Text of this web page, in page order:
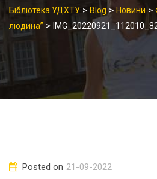
Бібліотека УДХТУ > Blog > Новини >
людина” >
Posted on 21-09-2022